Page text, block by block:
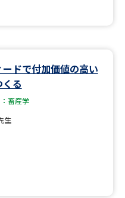
奨学金・特待生制度特集
ードで付加価値の高い
る
畜産学
生